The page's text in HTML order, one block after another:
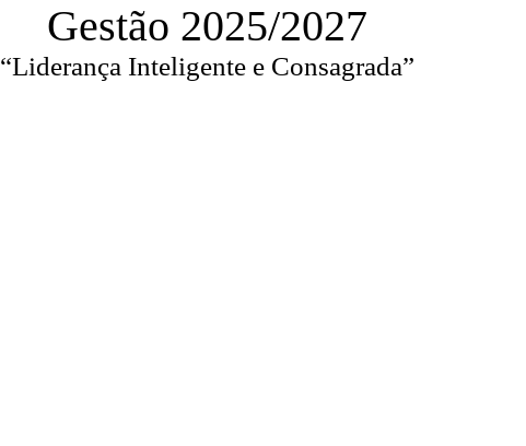
Gestão 2025/2027
“Liderança Inteligente e Consagrada”